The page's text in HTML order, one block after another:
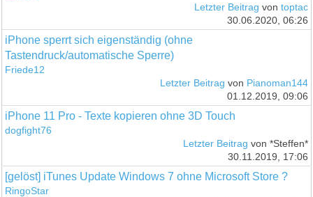
Letzter Beitrag von toptac
30.06.2020, 06:26
iPhone sperrt sich eigenständig (ohne
Tastendruck/automatische Sperre)
Friede12
Letzter Beitrag von Pianoman144
01.12.2019, 09:06
iPhone 11 Pro - Texte kopieren ohne 3D Touch
dogfight76
Letzter Beitrag von *Steffen*
30.11.2019, 17:06
[gelöst] iTunes Update Windows 7 ohne Microsoft Store ?
RingoStar